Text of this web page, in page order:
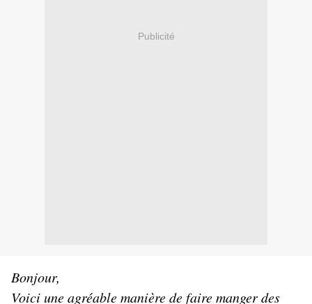
Publicité
Bonjour,
Voici une agréable manière de faire manger des